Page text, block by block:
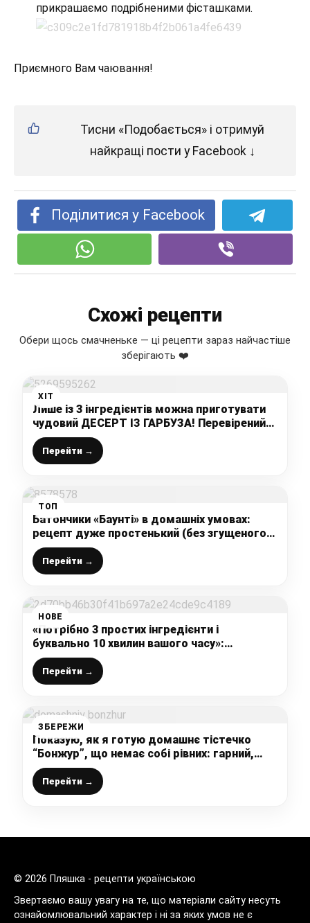
прикрашаємо подрібненими фісташками.
Приємного Вам чаювання!
Тисни «Подобається» і отримуй
найкращі пости у Facebook ↓
Поділитися у Facebook
Схожі рецепти
Обери щось смачненьке — ці рецепти зараз найчастіше
зберігають ❤️
ХІТ
Лише із 3 інгредієнтів можна приготувати
чудовий ДЕСЕРТ ІЗ ГАРБУЗА! Перевірений
рецепт від української господині!
Перейти →
ТОП
Батончики «Баунті» в домашніх умовах:
рецепт дуже простенький (без згущеного
молока), а виходить смачніше, ніж в
магазині, корисно і дітки просто у захваті
Перейти →
НОВЕ
«Потрібно 3 простих інгредієнти і
буквально 10 хвилин вашого часу»:
найніжніший і найпростіший шоколадний
мус вже на столі (подобається і дорослим і
дітям)
Перейти →
ЗБЕРЕЖИ
Показую, як я готую домашнє тістечко
“Бонжур”, що немає собі рівних: гарний,
перевірений рецепт, справжнє райське
задоволення
Перейти →
© 2026 Пляшка - рецепти українською
Звертаємо вашу увагу на те, що матеріали сайту несуть
ознайомлювальний характер і ні за яких умов не є